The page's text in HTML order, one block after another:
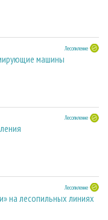
Лесопиление
машины
Лесопиление
Лесопиление
на лесопильных линиях